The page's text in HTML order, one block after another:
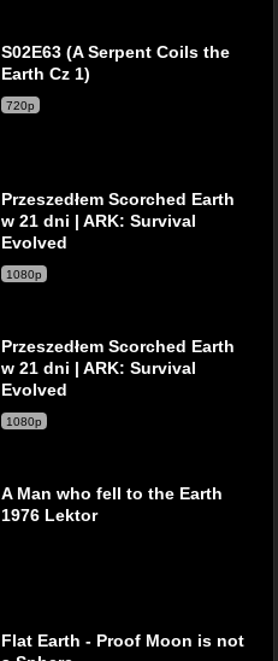
S02E63 (A Serpent Coils the
Earth Cz 1)
720p
Przeszedłem Scorched Earth
w 21 dni | ARK: Survival
Evolved
1080p
Przeszedłem Scorched Earth
w 21 dni | ARK: Survival
Evolved
1080p
A Man who fell to the Earth
1976 Lektor
Flat Earth - Proof Moon is not